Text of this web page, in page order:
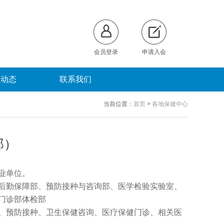
会员登录 申请入会
态 联系我们
当前位置： 首页 > 各地保健中心
单位。
保障部、预防接种与咨询部、医学检验实验室、
诊部体检部
预防接种、卫生保健咨询、医疗保健门诊、相关医